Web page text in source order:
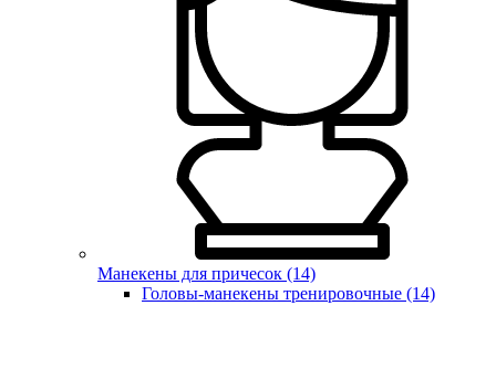
Манекены для причесок (14)
Головы-манекены тренировочные (14)